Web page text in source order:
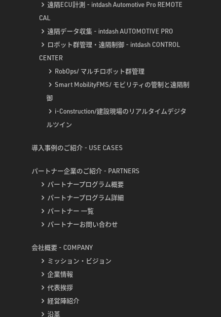
遠隔ECU計測 - intdash Automotive Pro REMOTE
CAL
遠隔データ収集 - intdash AUTOMOTIVE PRO
ロボット群管理・遠隔制御 - intdash CONTROL
CENTER
RobOps/ マルチロボット群管理
Smart MobilityFMS/ モビリティの管制と遠隔制
御
i-Construction/建設現場のリアルタイムデジタ
ルツイン
導入事例のご紹介 - USE CASES
パートナー企業のご紹介 - PARTNERS
パートナープログラム概要
パートナープログラム詳細
パートナー 一覧
パートナーお問い合わせ
会社概要 - COMPANY
ミッション・ビジョン
企業情報
代表挨拶
経営陣紹介
沿革